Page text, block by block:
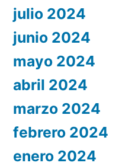
julio 2024
junio 2024
mayo 2024
abril 2024
marzo 2024
febrero 2024
enero 2024